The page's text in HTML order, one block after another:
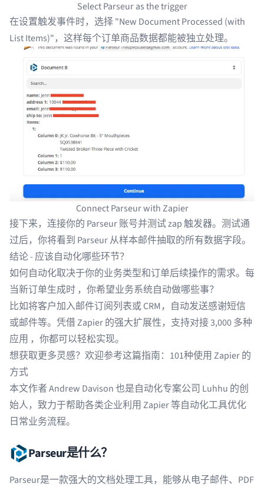
Select Parseur as the trigger
在设置触发事件时，选择 "New Document Processed (with
List Items)"，这样每个订单商品数据都能被独立处理。
Connect Parseur with Zapier
接下来，连接你的 Parseur 账号并测试 zap 触发器。测试通
过后，你将看到 Parseur 从样本邮件抽取的所有数据字段。
结论 - 应该自动化哪些环节？
如何自动化取决于你的业务类型和订单后续操作的需求。 每
当新订单生成时 ，你希望业务系统自动做哪些事？
比如将客户加入邮件订阅列表或 CRM，自动发送感谢短信
或邮件等。凭借 Zapier 的强大扩展性，支持对接3,000 多种
应用 ，你都可以轻松实现。
想获取更多灵感？欢迎参考这篇指南： 101种使用 Zapier 的
方式
本文作者Andrew Davison也是自动化专案公司 Luhhu 的创
始人，致力于帮助各类企业利用 Zapier 等自动化工具优化
日常业务流程。
Parseur是什么？
Parseur是一款强大的文档处理工具，能够从电子邮件、PDF